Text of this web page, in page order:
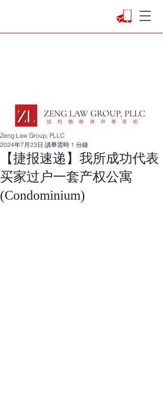
【捷报速递】我所成功代表
买家过户一套产权公寓
(Condominium)
Zeng Law Group, PLLC
2024年7月23日 讀畢需時 1 分鐘